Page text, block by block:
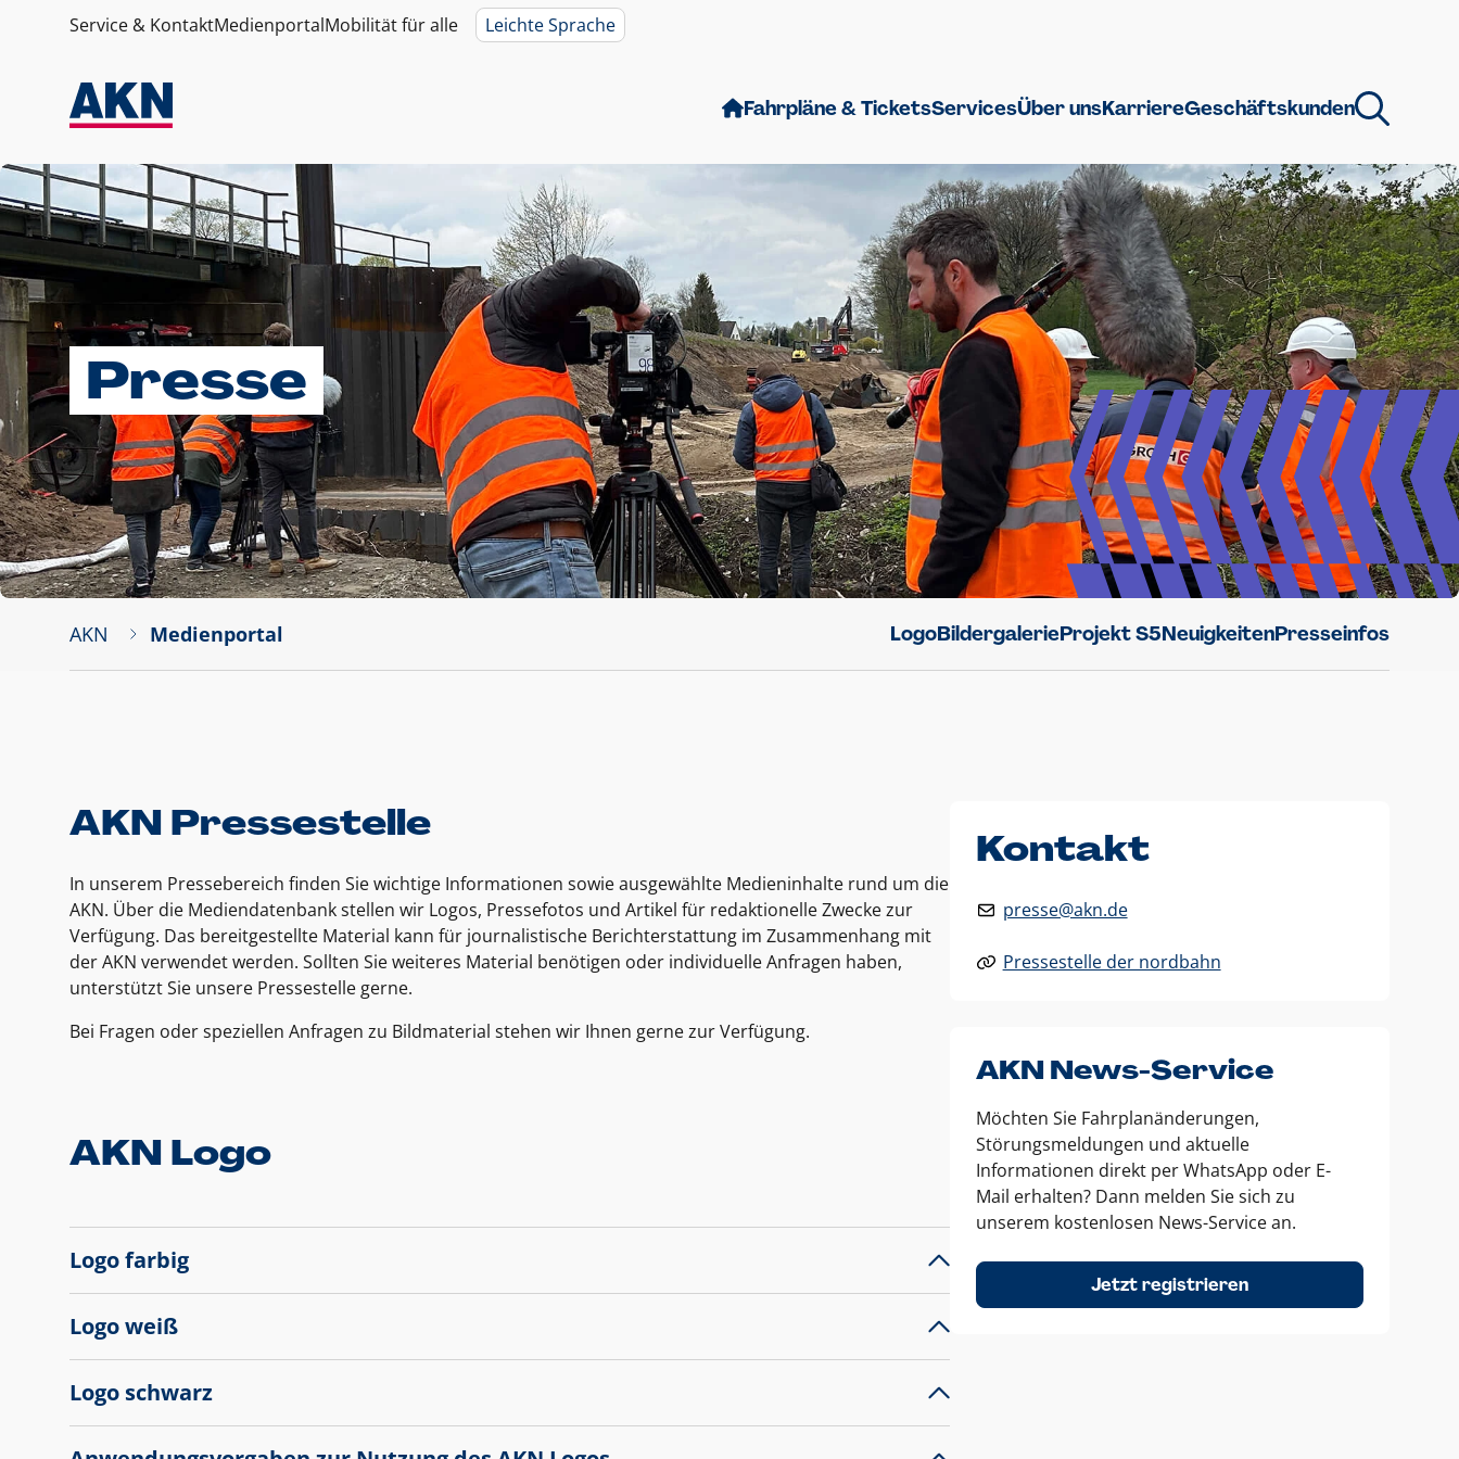
Service & KontaktMedienportalMobilität für alle Leichte Sprache
Fahrpläne & TicketsServicesÜber unsKarriereGeschäftskunden
Presse
AKN Medienportal LogoBildergalerieProjekt S5NeuigkeitenPresseinfos
AKN Pressestelle
In unserem Pressebereich finden Sie wichtige Informationen sowie ausgewählte Medieninhalte rund um die
AKN. Über die Mediendatenbank stellen wir Logos, Pressefotos und Artikel für redaktionelle Zwecke zur
Verfügung. Das bereitgestellte Material kann für journalistische Berichterstattung im Zusammenhang mit
der AKN verwendet werden. Sollten Sie weiteres Material benötigen oder individuelle Anfragen haben,
unterstützt Sie unsere Pressestelle gerne.
Bei Fragen oder speziellen Anfragen zu Bildmaterial stehen wir Ihnen gerne zur Verfügung.
AKN Logo
Logo farbig
Logo weiß
Logo schwarz
Kontakt
presse@akn.de
Pressestelle der nordbahn
AKN News-Service
Möchten Sie Fahrplanänderungen,
Störungsmeldungen und aktuelle
Informationen direkt per WhatsApp oder E-
Mail erhalten? Dann melden Sie sich zu
unserem kostenlosen News-Service an.
Jetzt registrieren